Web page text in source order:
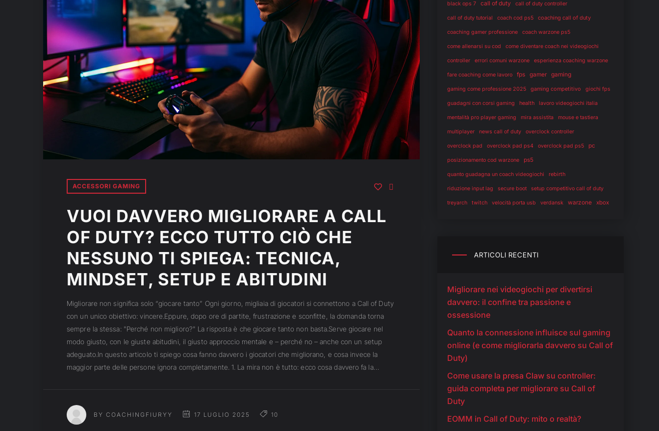
ACCESSORI GAMING
VUOI DAVVERO MIGLIORARE A CALL
OF DUTY? ECCO TUTTO CIÒ CHE
NESSUNO TI SPIEGA: TECNICA,
MINDSET, SETUP E ABITUDINI
Migliorare non significa solo “giocare tanto” Ogni giorno, migliaia di giocatori si connettono a Call of Duty
con un unico obiettivo: vincere.Eppure, dopo ore di partite, frustrazione e sconfitte, la domanda torna
sempre la stessa: "Perché non miglioro?" La risposta è che giocare tanto non basta.Serve giocare nel
modo giusto, con le giuste abitudini, il giusto approccio mentale e – perché no – anche con un setup
adeguato.In questo articolo ti spiego cosa fanno davvero i giocatori che migliorano, e cosa invece la
maggior parte delle persone ignora completamente. 1. La mira non è tutto: ecco cosa davvero fa la…
BY COACHINGFIURYY 17 LUGLIO 2025 10
black ops 7 call of duty call of duty controller
call of duty tutorial coach cod ps5 coaching call of duty
coaching gamer professione coach warzone ps5
come allenarsi su cod come diventare coach nei videogiochi
controller errori comuni warzone esperienza coaching warzone
fare coaching come lavoro fps gamer gaming
gaming come professione 2025 gaming competitivo giochi fps
guadagni con corsi gaming health lavoro videogiochi italia
mentalità pro player gaming mira assistita mouse e tastiera
multiplayer news call of duty overclock controller
overclock pad overclock pad ps4 overclock pad ps5 pc
posizionamento cod warzone ps5
quanto guadagna un coach videogiochi rebirth
riduzione input lag secure boot setup competitivo call of duty
treyarch twitch velocità porta usb verdansk warzone xbox
ARTICOLI RECENTI
Migliorare nei videogiochi per divertirsi
davvero: il confine tra passione e
ossessione
Quanto la connessione influisce sul gaming
online (e come migliorarla davvero su Call of
Duty)
Come usare la presa Claw su controller:
guida completa per migliorare su Call of
Duty
EOMM in Call of Duty: mito o realtà?